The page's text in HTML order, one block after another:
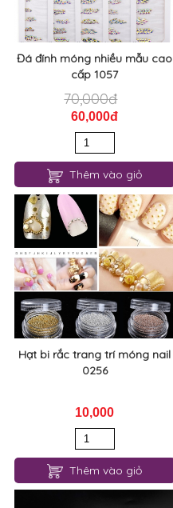
Đá đính móng nhiều mẫu cao
cấp 1057
70,000đ
60,000đ
Thêm vào giỏ
Hạt bi rắc trang trí móng nail
0256
10,000
Thêm vào giỏ